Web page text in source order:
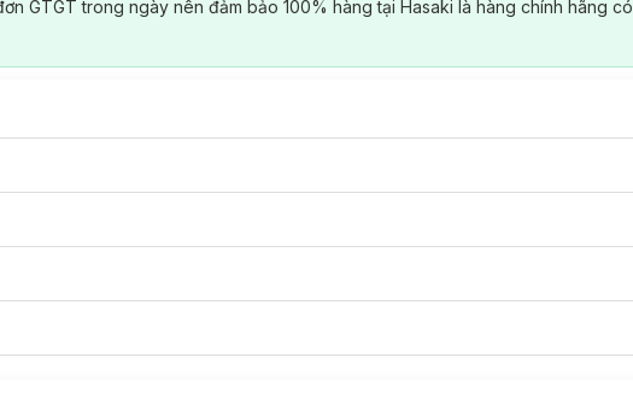
GTGT trong ngày nên đảm bảo 100% hàng tại Hasaki là hàng chính hãng có